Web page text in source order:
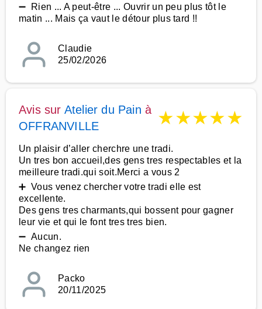
➖ Rien ... A peut-être ... Ouvrir un peu plus tôt le
matin ... Mais ça vaut le détour plus tard !!
Claudie
25/02/2026
Avis sur Atelier du Pain à
OFFRANVILLE
★★★★★
Un plaisir d’aller cherchre une tradi.
Un tres bon accueil,des gens tres respectables et la
meilleure tradi.qui soit.Merci a vous 2
➕ Vous venez chercher votre tradi elle est
excellente.
Des gens tres charmants,qui bossent pour gagner
leur vie et qui le font tres tres bien.
➖ Aucun.
Ne changez rien
Packo
20/11/2025